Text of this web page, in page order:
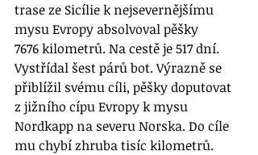
trase ze Sicílie k nejsevernějšímu
mysu Evropy absolvoval pěšky
7676 kilometrů. Na cestě je 517 dní.
Vystřídal šest párů bot. Výrazně se
přiblížil svému cíli, pěšky doputovat
z jižního cípu Evropy k mysu
Nordkapp na severu Norska. Do cíle
mu chybí zhruba tisíc kilometrů.